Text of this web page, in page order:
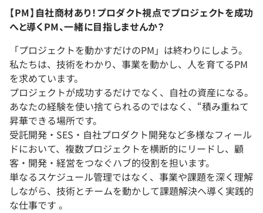
【PM】自社商材あり！プロダクト視点でプロジェクトを成功
へと導くPM、一緒に目指しませんか？
「プロジェクトを動かすだけのPM」は終わりにしよう。
私たちは、技術をわかり、事業を動かし、人を育てるPM
を求めています。
プロジェクトが成功するだけでなく、自社の資産になる。
あなたの経験を使い捨てられるのではなく、“積み重ねて
昇華できる場所です。
受託開発・SES・自社プロダクト開発など多様なフィール
ドにおいて、複数プロジェクトを横断的にリードし、顧
客・開発・経営をつなぐハブ的役割を担います。
単なるスケジュール管理ではなく、事業や課題を深く理解
しながら、技術とチームを動かして課題解決へ導く実践的
な仕事です 。